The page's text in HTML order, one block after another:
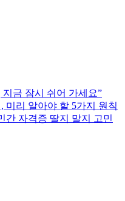
금 잠시 쉬어 가세요”
미리 알아야 할 5가지 원칙
간 자격증 딸지 말지 고민